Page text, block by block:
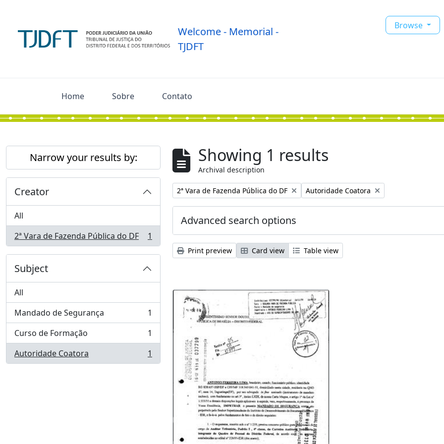
Welcome - Memorial -
TJDFT
Browse
Home Sobre Contato
Narrow your results by:
Creator
All
2ª Vara de Fazenda Pública do DF
, 1 results 1
Subject
All
Mandado de Segurança
, 1 results
1
Curso de Formação
, 1 results
1
Autoridade Coatora
, 1 results 1
Showing 1 results
Archival description
Remove filter:
2ª Vara de Fazenda Pública do DF Remove filter:
Autoridade Coatora
Advanced search options
Print preview Card view Table view